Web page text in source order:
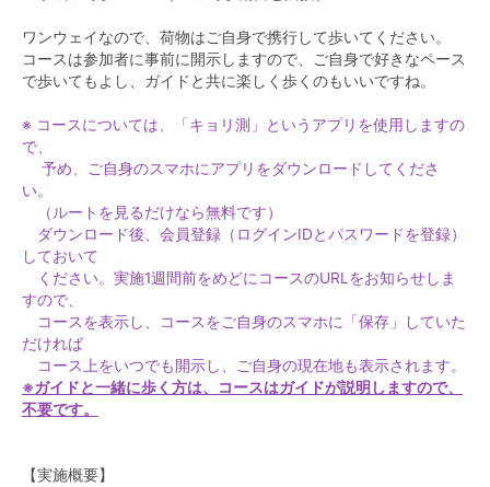
ワンウェイなので、荷物はご自身で携行して歩いてください。
コースは参加者に事前に開示しますので、ご自身で好きなペース
で歩いてもよし、ガイドと共に楽しく歩くのもいいですね。
※ コースについては、「キョリ測」というアプリを使用しますの
で、
予め、ご自身のスマホにアプリをダウンロードしてくださ
い。
（ルートを見るだけなら無料です）
ダウンロード後、会員登録（ログインIDとパスワードを登録）
しておいて
ください。実施1週間前をめどにコースのURLをお知らせしま
すので、
コースを表示し、コースをご自身のスマホに「保存」していた
だければ
コース上をいつでも開示し、ご自身の現在地も表示されます。
※ガイドと一緒に歩く方は、コースはガイドが説明しますので、
不要です。
【実施概要】